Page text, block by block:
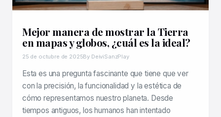
Mejor manera de mostrar la Tierra
en mapas y globos, ¿cuál es la ideal?
25 de octubre de 2025By DeiviSanzPlay
Esta es una pregunta fascinante que tiene que ver
con la precisión, la funcionalidad y la estética de
cómo representamos nuestro planeta. Desde
tiempos antiguos, los humanos han intentado